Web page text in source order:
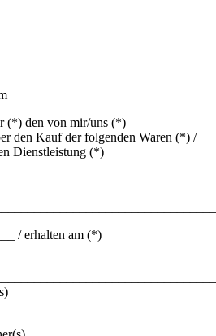
(*) den von mir/uns (*)
den Kauf der folgenden Waren (*) /
Dienstleistung (*)
/ erhalten am (*)